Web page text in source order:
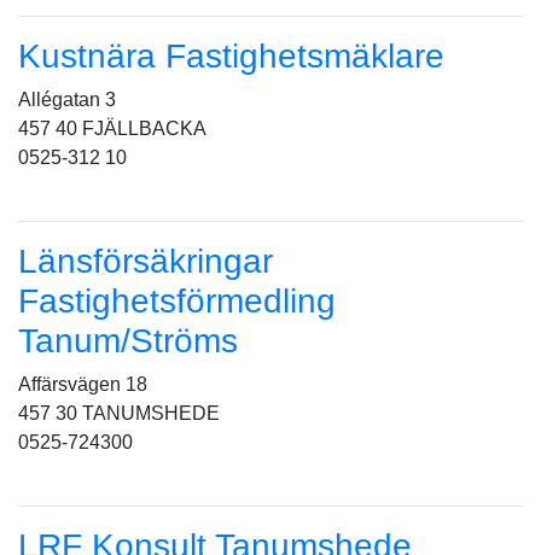
Kustnära Fastighetsmäklare
Allégatan 3
457 40 FJÄLLBACKA
0525-312 10
Länsförsäkringar
Fastighetsförmedling
Tanum/Ströms
Affärsvägen 18
457 30 TANUMSHEDE
0525-724300
LRF Konsult Tanumshede